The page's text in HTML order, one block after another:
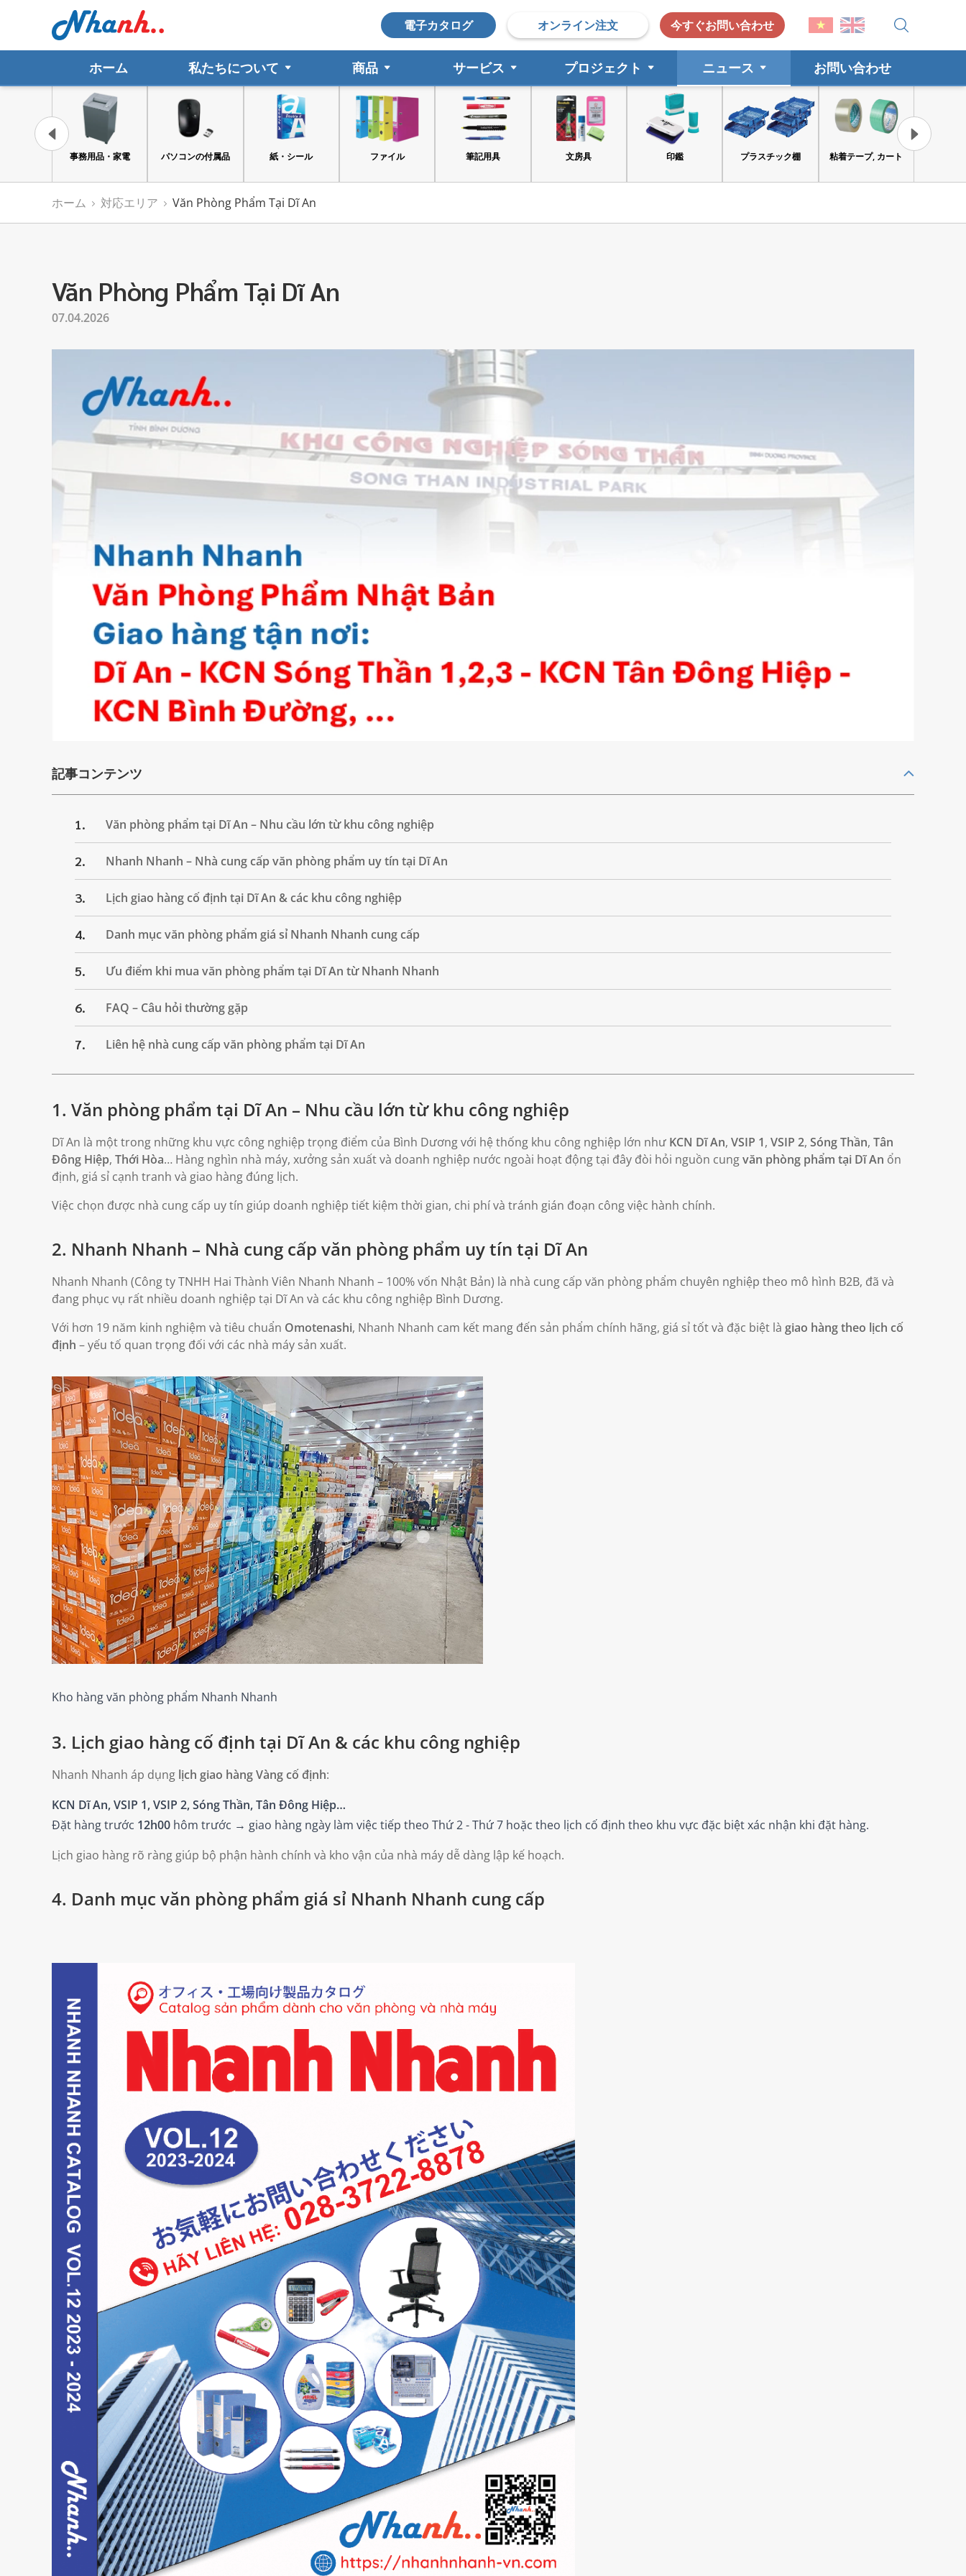
電子カタログ オンライン注文 今すぐお問い合わせ
ホーム 私たちについて 商品 サービス プロジェクト ニュース お問い合わせ
パソコンの付属品 紙・シール ファイル 筆記用具 文房具 印鑑 プラスチック棚 粘着テープ, カート 工具と安全保護具
ホーム 対応エリア Văn Phòng Phẩm Tại Dĩ An
Văn Phòng Phẩm Tại Dĩ An
07.04.2026
記事コンテンツ
1. Văn phòng phẩm tại Dĩ An – Nhu cầu lớn từ khu công nghiệp
2. Nhanh Nhanh – Nhà cung cấp văn phòng phẩm uy tín tại Dĩ An
3. Lịch giao hàng cố định tại Dĩ An & các khu công nghiệp
4. Danh mục văn phòng phẩm giá sỉ Nhanh Nhanh cung cấp
5. Ưu điểm khi mua văn phòng phẩm tại Dĩ An từ Nhanh Nhanh
6. FAQ – Câu hỏi thường gặp
7. Liên hệ nhà cung cấp văn phòng phẩm tại Dĩ An
1. Văn phòng phẩm tại Dĩ An – Nhu cầu lớn từ khu công nghiệp
Dĩ An là một trong những khu vực công nghiệp trọng điểm của Bình Dương với hệ thống khu công nghiệp lớn như KCN Dĩ An, VSIP 1, VSIP 2, Sóng Thần, Tân
Đông Hiệp, Thới Hòa… Hàng nghìn nhà máy, xưởng sản xuất và doanh nghiệp nước ngoài hoạt động tại đây đòi hỏi nguồn cungvăn phòng phẩm tại Dĩ An ổn
định, giá sỉ cạnh tranh và giao hàng đúng lịch.
Việc chọn được nhà cung cấp uy tín giúp doanh nghiệp tiết kiệm thời gian, chi phí và tránh gián đoạn công việc hành chính.
2. Nhanh Nhanh – Nhà cung cấp văn phòng phẩm uy tín tại Dĩ An
Nhanh Nhanh (Công ty TNHH Hai Thành Viên Nhanh Nhanh – 100% vốn Nhật Bản) là nhà cung cấp văn phòng phẩm chuyên nghiệp theo mô hình B2B, đã và
đang phục vụ rất nhiều doanh nghiệp tại Dĩ An và các khu công nghiệp Bình Dương.
Với hơn 19 năm kinh nghiệm và tiêu chuẩn Omotenashi, Nhanh Nhanh cam kết mang đến sản phẩm chính hãng, giá sỉ tốt và đặc biệt là giao hàng theo lịch cố
định – yếu tố quan trọng đối với các nhà máy sản xuất.
Kho hàng văn phòng phẩm Nhanh Nhanh
3. Lịch giao hàng cố định tại Dĩ An & các khu công nghiệp
Nhanh Nhanh áp dụng lịch giao hàng Vàng cố định:
KCN Dĩ An, VSIP 1, VSIP 2, Sóng Thần, Tân Đông Hiệp…
Đặt hàng trước 12h00 hôm trước → giao hàng ngày làm việc tiếp theo Thứ 2 - Thứ 7 hoặc theo lịch cố định theo khu vực đặc biệt xác nhận khi đặt hàng.
Lịch giao hàng rõ ràng giúp bộ phận hành chính và kho vận của nhà máy dễ dàng lập kế hoạch.
4. Danh mục văn phòng phẩm giá sỉ Nhanh Nhanh cung cấp